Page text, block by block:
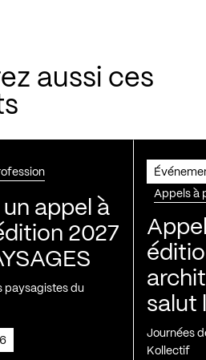
aussi ces
un appel à
2027
paysagistes du
Appels à
salut
Journées
Kollectif